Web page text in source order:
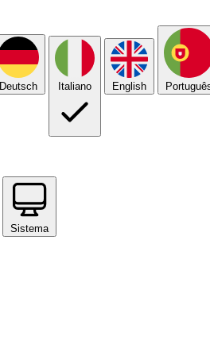
Deutsch Italiano English
Sistema